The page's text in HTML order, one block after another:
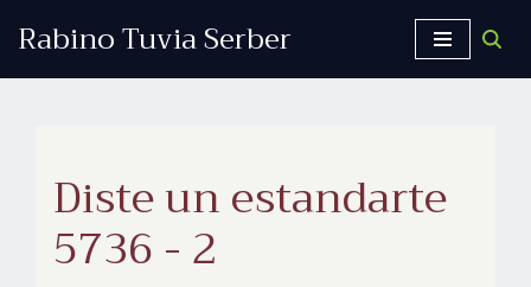
Rabino Tuvia Serber
Diste un estandarte
5736 - 2